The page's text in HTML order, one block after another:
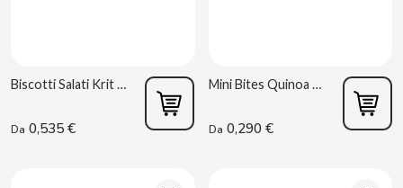
ARTIACH - CUÉTARA
ASINEZ
Biscotti Salati Krit 40 g Artiach
Da 0,535 €
Mini Bites Quinoa e Chia 4 x 40 g Gullón
Da 0,290 €